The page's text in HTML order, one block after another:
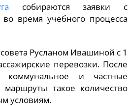
собираются заявки с
время учебного процесса
Русланом Ивашиной с 1
перевозки. После
коммунальное и частные
такое количество
условиям.